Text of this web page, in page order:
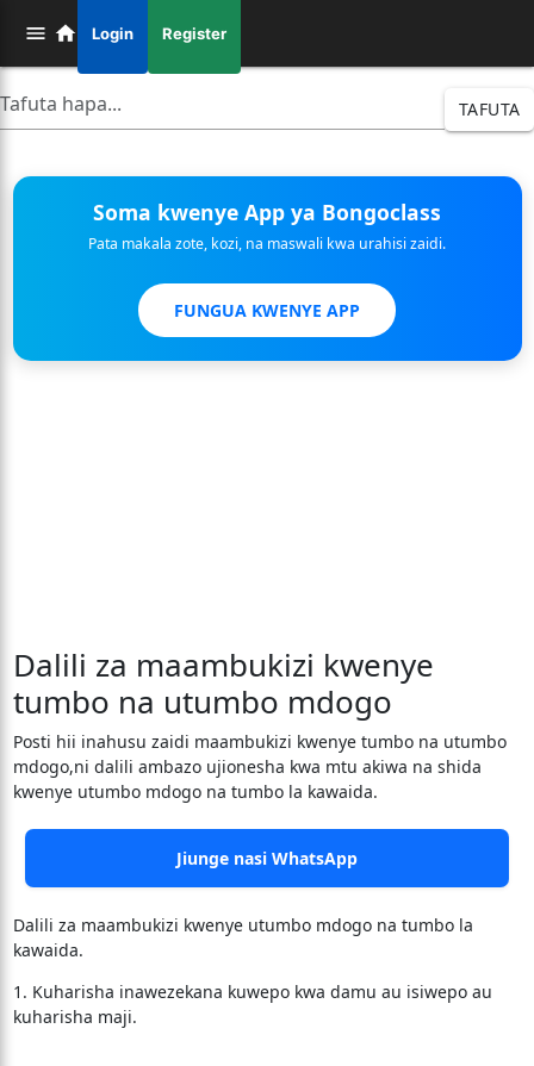
Login Register
TAFUTA
Soma kwenye App ya Bongoclass
Pata makala zote, kozi, na maswali kwa urahisi zaidi.
FUNGUA KWENYE APP
Dalili za maambukizi kwenye
tumbo na utumbo mdogo
Posti hii inahusu zaidi maambukizi kwenye tumbo na utumbo
mdogo,ni dalili ambazo ujionesha kwa mtu akiwa na shida
kwenye utumbo mdogo na tumbo la kawaida.
Jiunge nasi WhatsApp
Dalili za maambukizi kwenye utumbo mdogo na tumbo la
kawaida.
1. Kuharisha inawezekana kuwepo kwa damu au isiwepo au
kuharisha maji.